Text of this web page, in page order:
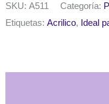
12
hojas
SKU:A511 Categoría:
Etiquetas:Acrilico, Ideal